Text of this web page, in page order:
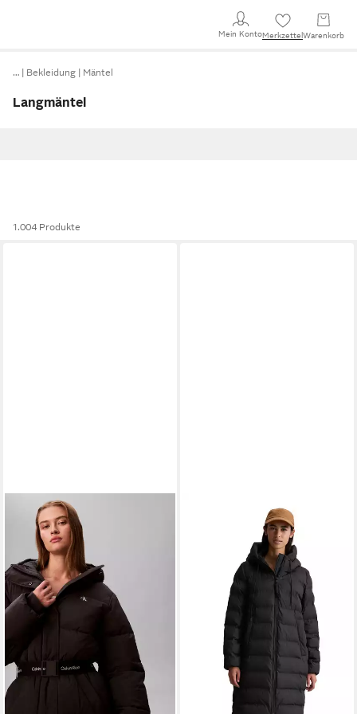
Mein KontoMerkzettel Warenkorb
… Bekleidung Mäntel
Langmäntel
1.004 Produkte